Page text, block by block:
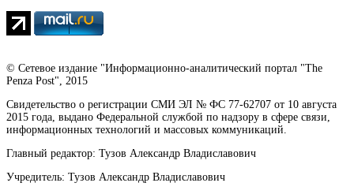
© Сетевое издание "Информационно-аналитический портал "The
Penza Post", 2015
Свидетельство о регистрации СМИ ЭЛ № ФС 77-62707 от 10 августа
2015 года, выдано Федеральной службой по надзору в сфере связи,
информационных технологий и массовых коммуникаций.
Главный редактор: Тузов Александр Владиславович
Учредитель: Тузов Александр Владиславович